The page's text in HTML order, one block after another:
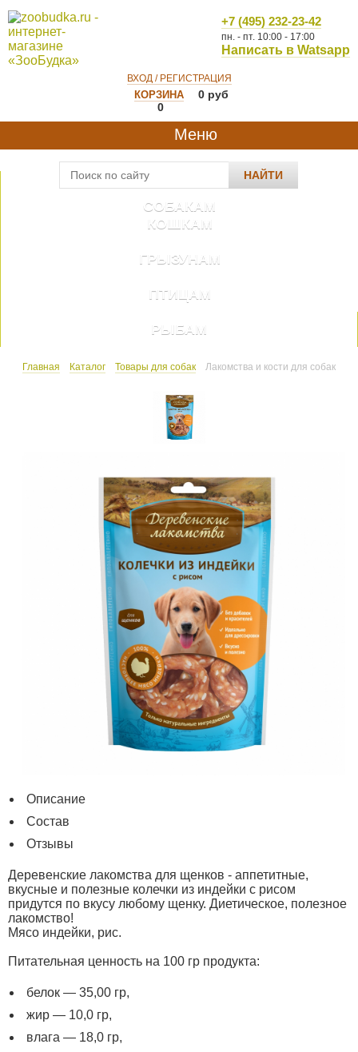
Меню
+7 (495) 232-23-42
пн. - пт. 10:00 - 17:00
Написать в Watsapp
НАЙТИ
ВХОД / РЕГИСТРАЦИЯ
КОРЗИНА
0
0 руб
СОБАКАМ
КОШКАМ
ГРЫЗУНАМ
ПТИЦАМ
РЫБАМ
Главная Каталог Товары для собак Лакомства и кости для собак
Описание
Состав
Отзывы
Деревенские лакомства для щенков - аппетитные,
вкусные и полезные колечки из индейки с рисом
придутся по вкусу любому щенку. Диетическое, полезное
лакомство!
Мясо индейки, рис.
Питательная ценность на 100 гр продукта:
белок — 35,00 гр,
жир — 10,0 гр,
влага — 18,0 гр,